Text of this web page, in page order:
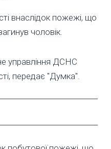
внаслідок пожежі, що
чоловік.
управління ДСНС
передає "Думка".